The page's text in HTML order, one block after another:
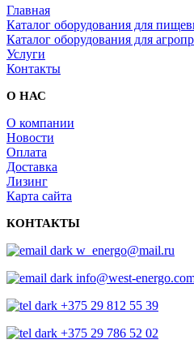
Главная
Каталог оборудования для
Каталог оборудования для
Услуги
Контакты
О НАС
О компании
Новости
Оплата
Доставка
Лизинг
Карта сайта
КОНТАКТЫ
w_energo@mail.ru
info@west-
+375 29 812 55 39
+375 29 786 52 02